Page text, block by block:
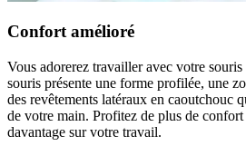
Confort amélioré
Vous adorerez travailler avec votre
souris présente une forme profilée, une
des revêtements latéraux en caoutchouc
de votre main. Profitez de plus de
davantage sur votre travail.